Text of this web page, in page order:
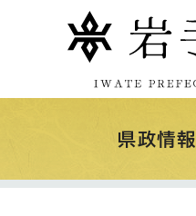
県政情報